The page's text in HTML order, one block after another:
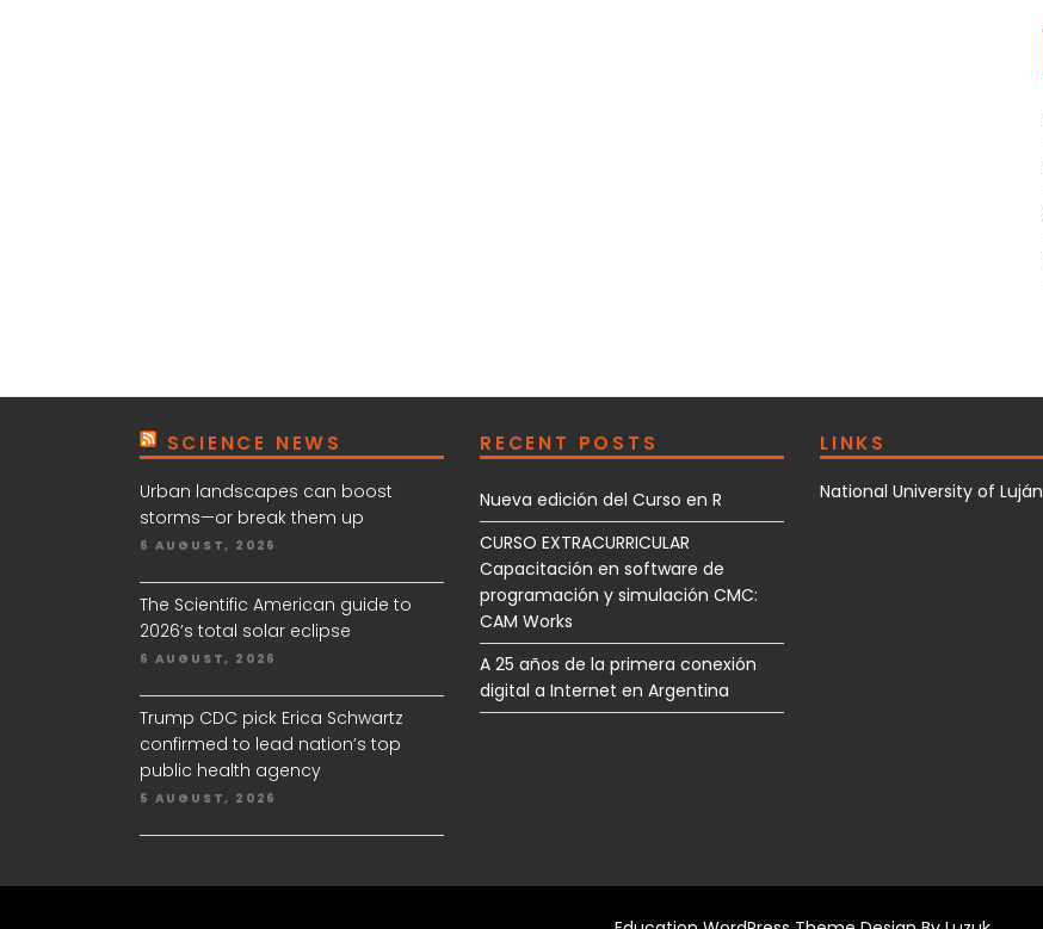
SCIENCE NEWS
Urban landscapes can boost
storms—or break them up
6 AUGUST, 2026
The Scientific American guide to
2026’s total solar eclipse
6 AUGUST, 2026
Trump CDC pick Erica Schwartz
confirmed to lead nation’s top
public health agency
5 AUGUST, 2026
RECENT POSTS
Nueva edición del Curso en R
CURSO EXTRACURRICULAR
Capacitación en software de
programación y simulación CMC:
CAM Works
A 25 años de la primera conexión
digital a Internet en Argentina
LINKS
National University of Luján